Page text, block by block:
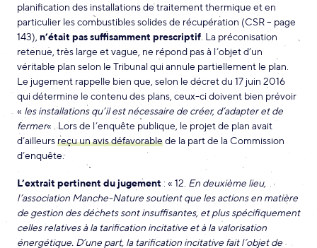
planification des installations de traitement thermique et en
particulier les combustibles solides de récupération (CSR – page
143), n’était pas suffisamment prescriptif . La préconisation
retenue, très large et vague, ne répond pas à l’objet d’un
véritable plan selon le Tribunal qui annule partiellement le plan.
Le jugement rappelle bien que, selon le décret du 17 juin 2016
qui détermine le contenu des plans, ceux-ci doivent bien prévoir
« les installations qu’il est nécessaire de créer, d’adapter et de
fermer« . Lors de l’enquête publique, le projet de plan avait
d’ailleursreçu un avis défavorablede la part de la Commission
d’enquête.
L’extrait pertinent du jugement : « 12. En deuxième lieu,
l’association Manche-Nature soutient que les actions en matière
de gestion des déchets sont insuffisantes, et plus spécifiquement
celles relatives à la tarification incitative et à la valorisation
énergétique. D’une part, la tarification incitative fait l’objet de